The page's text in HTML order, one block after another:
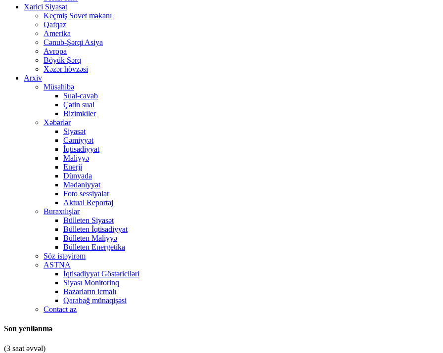
Xarici Siyasət
Keçmiş Sovet məkanı
Qafqaz
Amerika
Cənub-Şərqi Asiya
Avropa
Böyük Şərq
Xəzər hövzəsi
Arxiv
Müsahibə
Sual-cavab
Çətin sual
Bizimkiler
Xəbərlər
Siyasət
Cəmiyyət
İqtisadiyyat
Maliyyə
Enerji
Dünyada
Mədəniyyət
Foto sessiyalar
Aktual Reportaj
Buraxılışlar
Bülleten Siyasət
Bülleten İqtisadiyyat
Bülleten Maliyyə
Bülleten Energetika
Söz istəyirəm
ASTNA
İqtisadiyyat Göstəriciləri
Siyası Monitorinq
Bazarların icmalı
Qarabağ münaqişəsi
Contact az
Son yenilənmə
(3 saat əvvəl)